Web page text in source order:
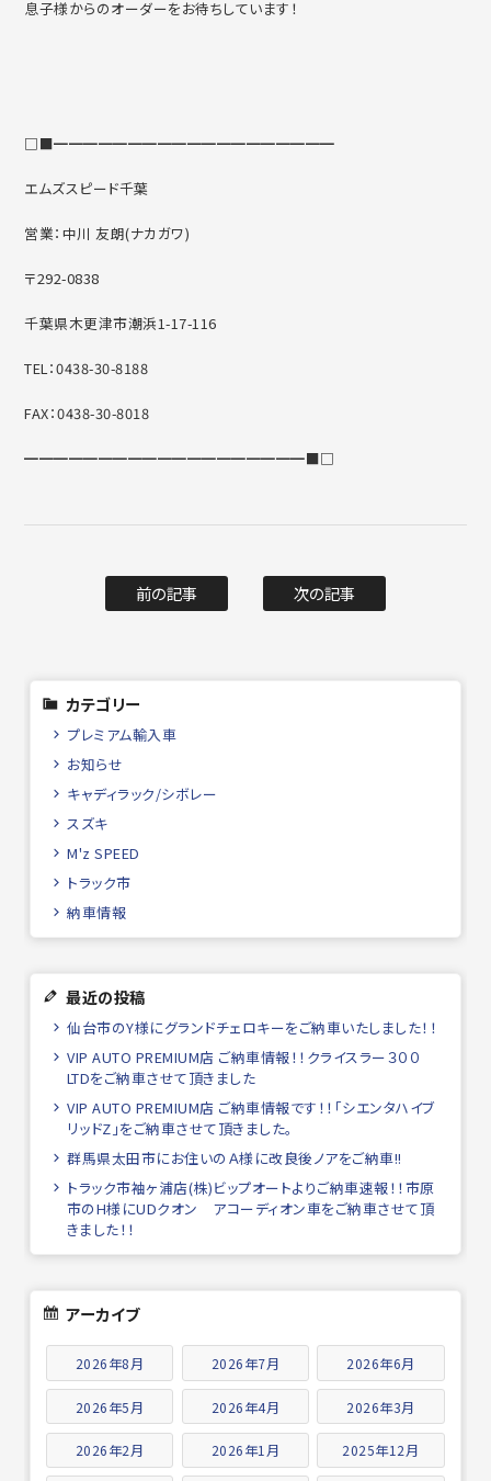
息子様からのオーダーをお待ちしています！
□■━━━━━━━━━━━━━━━━━━━
エムズスピード千葉
営業：中川 友朗(ナカガワ)
〒292-0838
千葉県木更津市潮浜1-17-116
TEL：0438-30-8188
FAX：0438-30-8018
━━━━━━━━━━━━━━━━━━━■□
前の記事 次の記事
カテゴリー
プレミアム輸入車
お知らせ
キャディラック/シボレー
スズキ
M'z SPEED
トラック市
納車情報
最近の投稿
仙台市のY様にグランドチェロキーをご納車いたしました！！
VIP AUTO PREMIUM店 ご納車情報！！クライスラー３００
LTDをご納車させて頂きました
VIP AUTO PREMIUM店 ご納車情報です！！「シエンタハイブ
リッドZ」をご納車させて頂きました。
群馬県太田市にお住いのＡ様に改良後ノアをご納車!!
トラック市袖ヶ浦店(株)ビップオートよりご納車速報！！市原
市のH様にUDクオン アコーディオン車をご納車させて頂
きました！！
アーカイブ
2026年8月 2026年7月 2026年6月
2026年5月 2026年4月 2026年3月
2026年2月 2026年1月 2025年12月